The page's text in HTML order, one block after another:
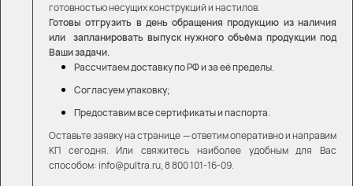
готовностью несущих конструкций и настилов.
Готовы отгрузить в день обращения продукцию из наличия
или запланировать выпуск нужного объёма продукции под
Ваши задачи.
Рассчитаем доставку по РФ и за её пределы.
Согласуем упаковку;
Предоставим все сертификаты и паспорта.
Оставьте заявку на странице — ответим оперативно и направим
КП сегодня. Или свяжитесь наиболее удобным для Вас
способом: info@pultra.ru, 8 800 101-16-09.